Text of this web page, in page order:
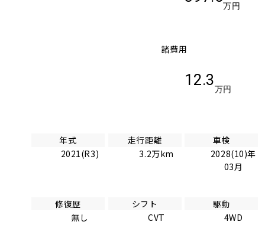
万円
諸費用
12.3
万円
年式
2021(R3)
走行距離
3.2万km
車検
2028(10)年
03月
修復歴
無し
シフト
CVT
駆動
4WD